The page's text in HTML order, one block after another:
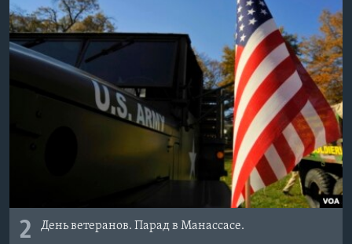
2 День ветеранов. Парад в Манассасе.